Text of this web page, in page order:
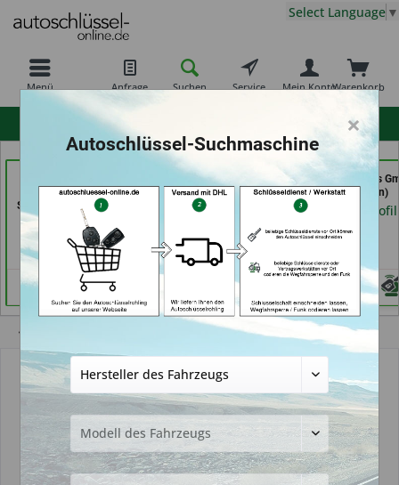
Menü Anfrage Suchen Service Warenkorb
Mein Konto
Select Language ▼
Schlüsseldienst Bernd
Schutte im Kaufpark (in
Göttingen)
Händlerprofil
KEYHERO
Autoschlüssel (in Berlin)
Händlerprofil
Keine Services hinterlegt
GSB Produktions
(in Pfäffikon)
Händlerprofil
×
Autoschlüssel-Suchmaschine